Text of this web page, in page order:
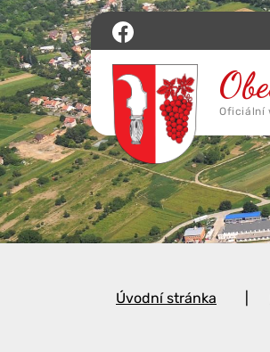
Úvodní stránka